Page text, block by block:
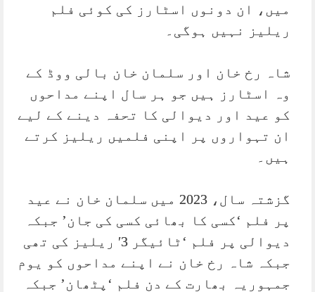
میں، ان دونوں اسٹارز کی کوئی فلم
ریلیز نہیں ہوگی۔
شاہ رخ خان اور سلمان خان بالی ووڈ کے
وہ اسٹارز ہیں جو ہر سال اپنے مداحوں
کو عید اور دیوالی کا تحفہ دینے کے لیے
ان تہواروں پر اپنی فلمیں ریلیز کرتے
ہیں۔
گزشتہ سال، 2023 میں سلمان خان نے عید
پر فلم ‘کسی کا بھائی کسی کی جان’ جبکہ
دیوالی پر فلم ‘ٹائیگر 3′ ریلیز کی تھی
جبکہ شاہ رخ خان نے اپنے مداحوں کو یوم
جمہوریہ بھارت کے دن فلم ‘پٹھان’ جبکہ